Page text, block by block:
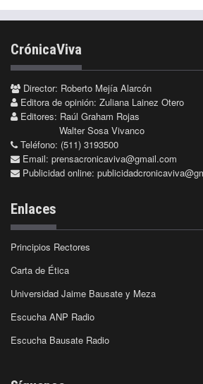
CrónicaViva
Director: Roberto Mejía Alarcón
Editora de opinión: Zuliana Lainez Otero
Editores: Raúl Graham Rojas
Walter Sosa Vivanco
Teléfono: (511) 3193500
Email: prensacronicaviva@gmail.com
Publicidad online:
Enlaces
Principios Rectores
Carta de Ética
Universidad Jaime Bausate y Meza
Escucha ANP Radio
Escucha Bausate Radio